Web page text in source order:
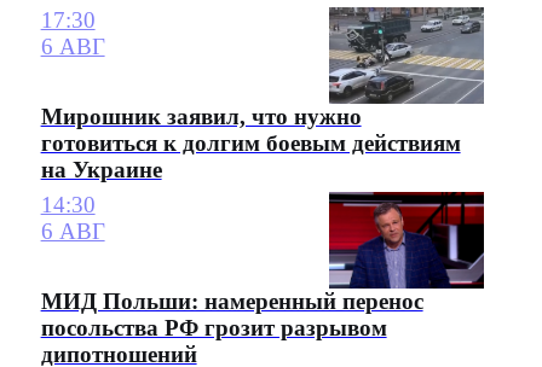
17:30
6 АВГ
Мирошник заявил, что нужно
готовиться к долгим боевым действиям
на Украине
14:30
6 АВГ
МИД Польши: намеренный перенос
посольства РФ грозит разрывом
дипотношений